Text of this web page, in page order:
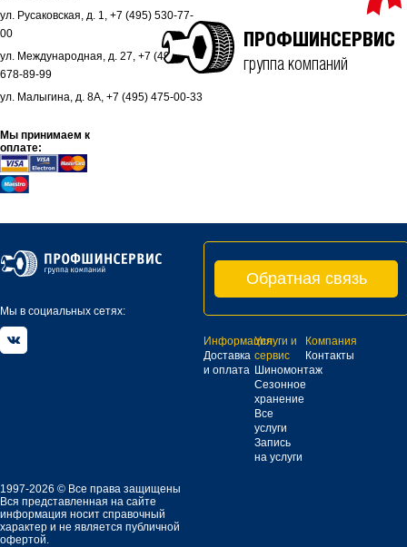
ул. Русаковская, д. 1, +7 (495) 530-77-
00
ул. Международная, д. 27, +7 (495)
678-89-99
ул. Малыгина, д. 8А, +7 (495) 475-00-33
Мы принимаем к
оплате:
ПРОФШИНСЕРВИС
группа компаний
Мы в социальных сетях:
Обратная связь
Информация
Доставка
и оплата
Услуги и
сервис
Шиномонтаж
Сезонное
хранение
Все
услуги
Запись
на услуги
Компания
Контакты
1997-2026 © Все права защищены
Вся представленная на сайте
информация носит справочный
характер и не является публичной
офертой.